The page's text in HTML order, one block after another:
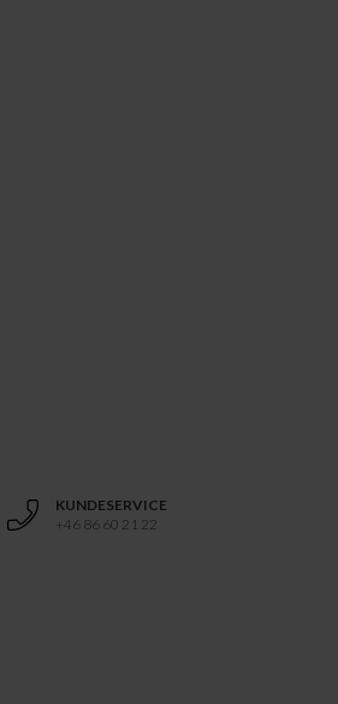
KUNDESERVICE
+46 86 60 21 22